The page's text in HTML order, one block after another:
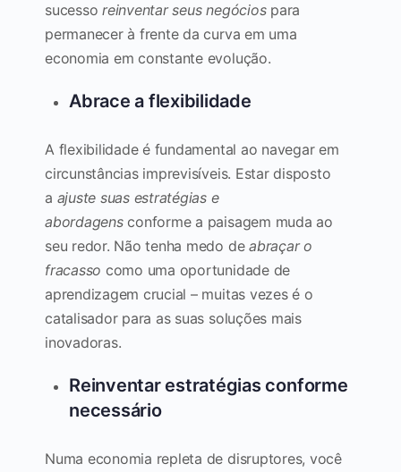
sucessoreinventar seus negóciospara
permanecer à frente da curva em uma
economia em constante evolução.
Abrace a flexibilidade
A flexibilidade é fundamental ao navegar em
circunstâncias imprevisíveis. Estar disposto
a ajuste suas estratégias e
abordagensconforme a paisagem muda ao
seu redor. Não tenha medo deabraçar o
fracasso como uma oportunidade de
aprendizagem crucial – muitas vezes é o
catalisador para as suas soluções mais
inovadoras.
Reinventar estratégias conforme
necessário
Numa economia repleta de disruptores, você